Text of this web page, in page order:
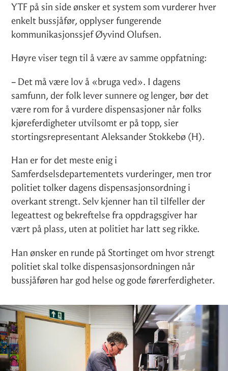
YTF på sin side ønsker et system som vurderer hver
enkelt bussjåfør, opplyser fungerende
kommunikasjonssjef Øyvind Olufsen.
Høyre viser tegn til å være av samme oppfatning:
– Det må være lov å «bruga ved». I dagens
samfunn, der folk lever sunnere og lenger, bør det
være rom for å vurdere dispensasjoner når folks
kjøreferdigheter utvilsomt er på topp, sier
stortingsrepresentant Aleksander Stokkebø (H).
Han er for det meste enig i
Samferdselsdepartementets vurderinger, men tror
politiet tolker dagens dispensasjonsordning i
overkant strengt. Selv kjenner han til tilfeller der
legeattest og bekreftelse fra oppdragsgiver har
vært på plass, uten at politiet har latt seg rikke.
Han ønsker en runde på Stortinget om hvor strengt
politiet skal tolke dispensasjonsordningen når
bussjåføren har god helse og gode førerferdigheter.